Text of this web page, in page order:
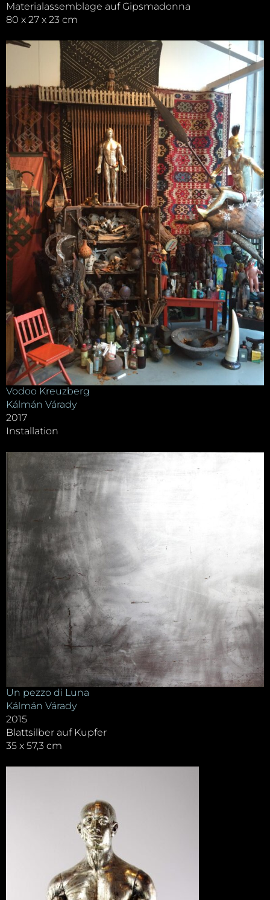
Materialassemblage auf Gipsmadonna
80 x 27 x 23 cm
Vodoo Kreuzberg
Kálmán Várady
2017
Installation
Un pezzo di Luna
Kálmán Várady
2015
Blattsilber auf Kupfer
35 x 57,3 cm